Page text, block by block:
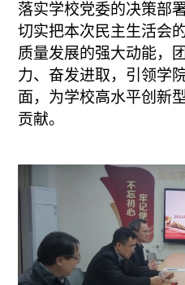
落实学校党委的决策部
切实把本次民主生活会
质量发展的强大动能，
力、奋发进取， 引领学
面， 为学校高水平创新
贡献。